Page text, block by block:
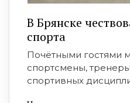
В Брянске
спорта
Почётными гостями
спортсмены,
спортивных